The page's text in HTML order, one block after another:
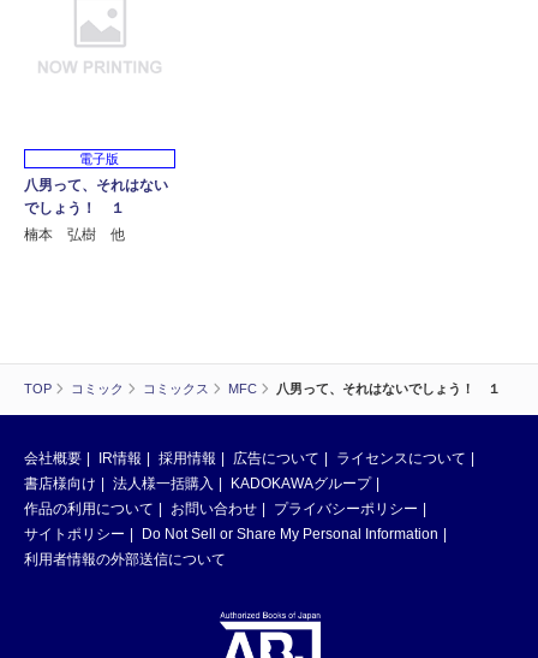
TOP コミック コミックス MFC 八男って、それはないでしょう！ １
電子版
八男って、それはない
でしょう！ １
楠本 弘樹 他
会社概要 IR情報 採用情報 広告について
ライセンスについて
書店様向け
法人様一括購入
KADOKAWAグループ
作品の利用について
お問い合わせ
プライバシーポリシー
サイトポリシー
Do Not Sell or Share My Personal Information
利用者情報の外部送信について